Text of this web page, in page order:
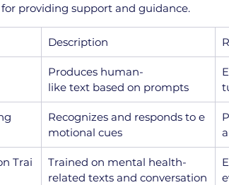
for providing support and guidance.
Description
Produces human-
like text based on prompts
Recognizes and responds to e
motional cues
Trai
Trained on mental health-
related texts and conversation